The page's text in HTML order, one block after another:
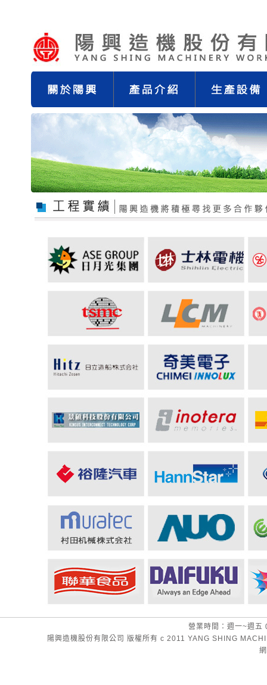
營業時間：週一~週
陽興造機股份有限公司 版權所有 c 2011 YANG SHING